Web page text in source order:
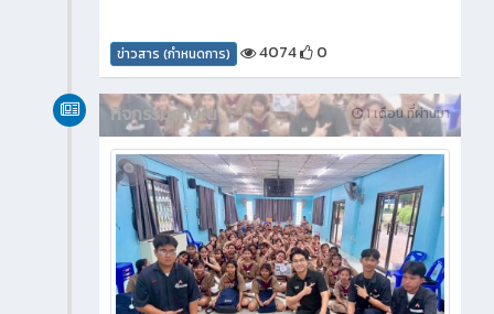
ข่าวสาร (กำหนดการ) 4074 0
1 เดือน ที่ผ่านมา
กิจกรรมภายใน